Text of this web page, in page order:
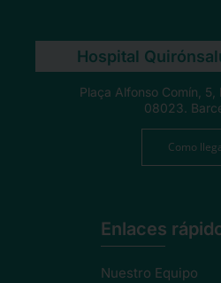
Enlaces
Nuestro Equipo
Hospital
Plaça Alfonso Comín, 5,
08023.
Como